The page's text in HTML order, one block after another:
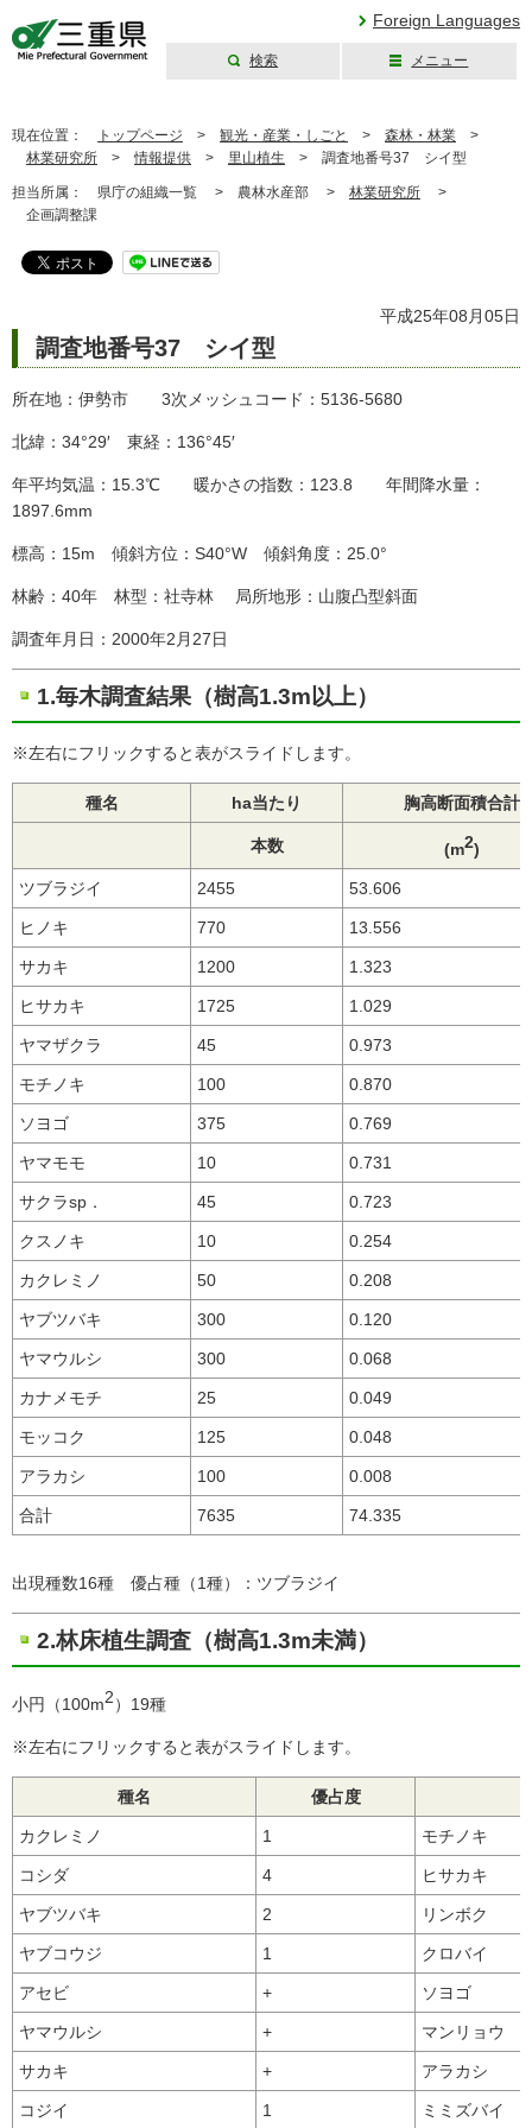
Foreign Languages
検索 メニュー
現在位置： トップページ > 観光・産業・しごと > 森林・林業 >
林業研究所 > 情報提供 > 里山植生 > 調査地番号37 シイ型
担当所属： 県庁の組織一覧 > 農林水産部 > 林業研究所 >
企画調整課
平成25年08月05日
調査地番号37 シイ型
所在地：伊勢市 3次メッシュコード：5136-5680
北緯：34°29′ 東経：136°45′
年平均気温：15.3℃ 暖かさの指数：123.8 年間降水量：
1897.6mm
標高：15m 傾斜方位：S40°W 傾斜角度：25.0°
林齢：40年 林型：社寺林 局所地形：山腹凸型斜面
調査年月日：2000年2月27日
1.毎木調査結果（樹高1.3m以上）
※左右にフリックすると表がスライドします。
種名 ha当たり 胸高断面積合計
本数 (m2)
ツブラジイ 2455 53.606
ヒノキ 770 13.556
サカキ 1200 1.323
ヒサカキ 1725 1.029
ヤマザクラ 45 0.973
モチノキ 100 0.870
ソヨゴ 375 0.769
ヤマモモ 10 0.731
サクラsp． 45 0.723
クスノキ 10 0.254
カクレミノ 50 0.208
ヤブツバキ 300 0.120
ヤマウルシ 300 0.068
カナメモチ 25 0.049
モッコク 125 0.048
アラカシ 100 0.008
合計 7635 74.335
出現種数16種 優占種（1種）：ツブラジイ
2.林床植生調査（樹高1.3m未満）
小円（100m2）19種
※左右にフリックすると表がスライドします。
種名 優占度
カクレミノ 1 モチノキ
コシダ 4 ヒサカキ
ヤブツバキ 2 リンボク
ヤブコウジ 1 クロバイ
アセビ + ソヨゴ
ヤマウルシ + マンリョウ
サカキ + アラカシ
コジイ 1 ミミズバイ